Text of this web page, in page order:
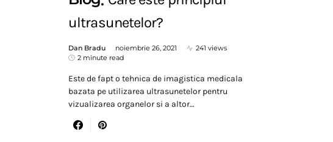
ultrasunetelor?
Dan Bradu noiembrie 26, 2021
241 views
2 minute read
Este de fapt o tehnica de imagistica medicala
bazata pe utilizarea ultrasunetelor pentru
vizualizarea organelor si a altor…